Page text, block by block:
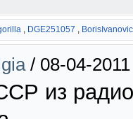
, DGE251057 ,
/ 08-04-
из